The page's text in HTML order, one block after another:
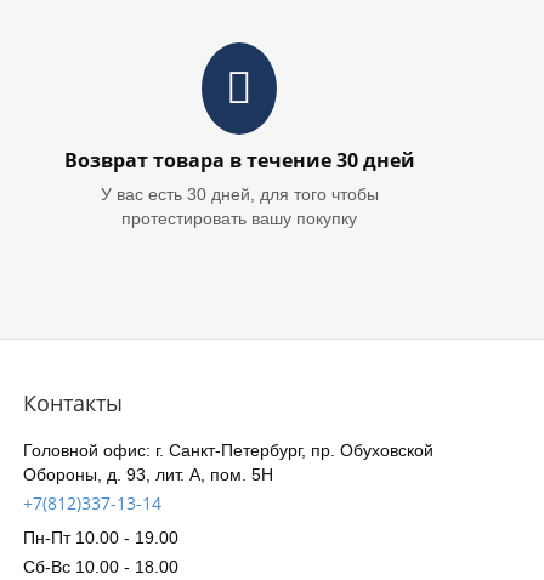
Возврат товара в течение 30 дней
У вас есть 30 дней, для того чтобы
протестировать вашу покупку
Контакты
Головной офис: г. Санкт-Петербург, пр. Обуховской
Обороны, д. 93, лит. А, пом. 5Н
+7(812)337-13-14
Пн-Пт 10.00 - 19.00
Сб-Вс 10.00 - 18.00